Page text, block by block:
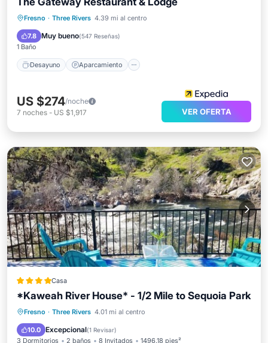
Fresno · Three Rivers 4.39 mi al centro
7.8 Muy bueno(547 Reseñas)
1 Baño
Desayuno Aparcamiento
Desayuno
Aparcamiento
Balcón/Terraza
US $274/noche
7 noches - US $1,917 VER OFERTA
Casa
*Kaweah River House* - 1/2 Mile to Sequoia Park
Fresno · Three Rivers 4.01 mi al centro
10.0 Excepcional(1 Revisar)
3 Dormitorios 2 baños 8 Invitados 1496.18 pies²
Desayuno
Aparcamiento
Balcón/Terraza